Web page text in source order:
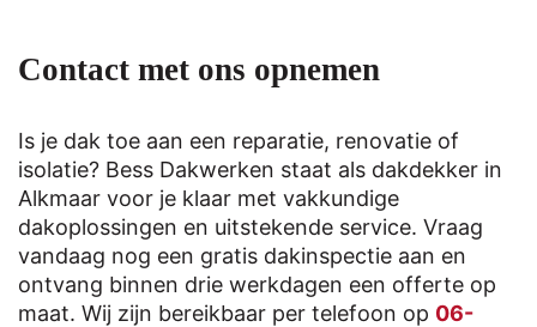
Contact met ons opnemen
Is je dak toe aan een reparatie, renovatie of
isolatie? Bess Dakwerken staat als dakdekker in
Alkmaar voor je klaar met vakkundige
dakoplossingen en uitstekende service. Vraag
vandaag nog een gratis dakinspectie aan en
ontvang binnen drie werkdagen een offerte op
maat. Wij zijn bereikbaar per telefoon op 06-